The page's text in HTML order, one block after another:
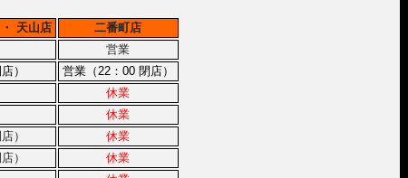
天山店
二番町店
営業
）
営業（22：00 閉店）
休業
休業
）
休業
）
休業